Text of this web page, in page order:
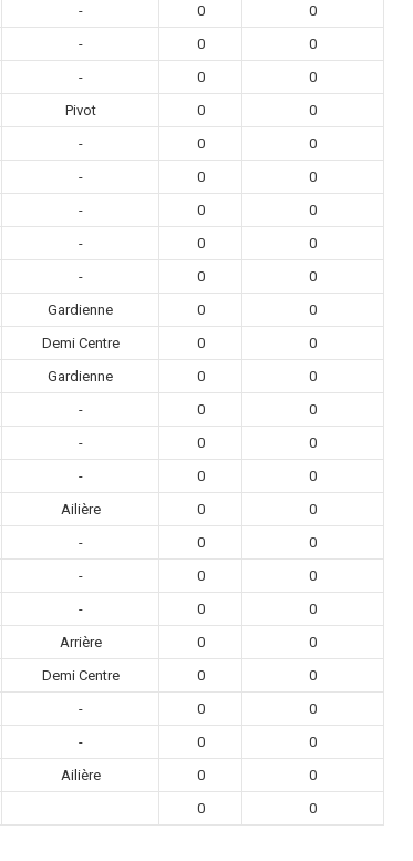
- 0
0
- 0
0
- 0
0
Pivot 0
0
- 0
0
- 0
0
- 0
0
- 0
0
- 0
0
Gardienne 0
0
Demi Centre 0
0
Gardienne 0
0
- 0
0
- 0
0
- 0
0
Ailière 0
0
- 0
0
- 0
0
- 0
0
Arrière 0
0
Demi Centre 0
0
- 0
0
- 0
0
Ailière 0
0
0 0